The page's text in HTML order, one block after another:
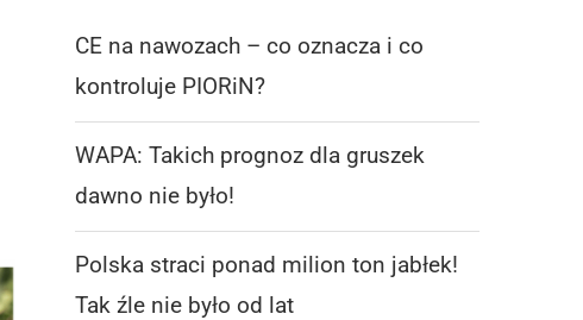
CE na nawozach – co oznacza i co
kontroluje PIORiN?
WAPA: Takich prognoz dla gruszek
dawno nie było!
Polska straci ponad milion ton jabłek!
Tak źle nie było od lat